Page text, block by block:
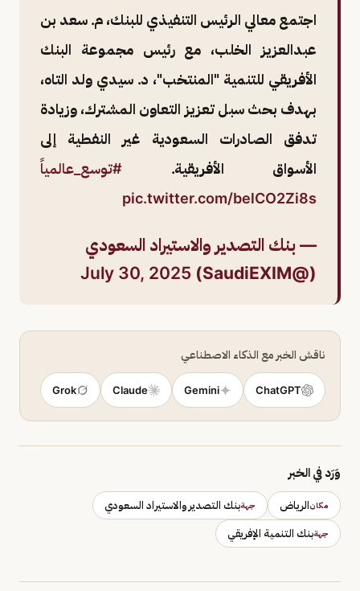
اجتمع معالي الرئيس التنفيذي للبنك، م. سعد بن
عبدالعزيز الخلب، مع رئيس مجموعة البنك
الأفريقي للتنمية "المنتخب"، د. سيدي ولد التاه،
بهدف بحث سبل تعزيز التعاون المشترك، وزيادة
تدفق الصادرات السعودية غير النفطية إلى
الأسواق الأفريقية. #توسع_عالمياً
pic.twitter.com/belCO2Zi8s
— بنك التصدير والاستيراد السعودي
(@SaudiEXIM)
July 30, 2025
ناقش الخبر مع الذكاء الاصطناعي
ChatGPT
Gemini
Claude
Grok
وَرَد في الخبر
مكانالرياض جهةبنك التصدير والاستيراد السعودي
جهةبنك التنمية الإفريقي